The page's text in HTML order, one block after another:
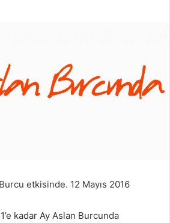
etkisinde. 12 Mayıs 2016
kadar Ay Aslan Burcunda